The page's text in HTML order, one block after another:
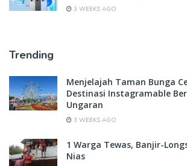
3 WEEKS AGO
Trending
Menjelajah Taman Bunga
Destinasi Instagramable
Ungaran
3 WEEKS AGO
1 Warga Tewas, Banjir-
Nias